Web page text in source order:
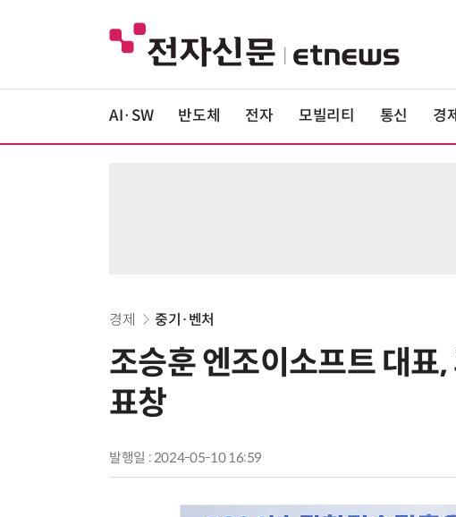
AI·SW 반도체 전자 모빌리티 통신 경제
경제 중기·벤처
조승훈 엔조이소프트 대표
표창
발행일 : 2024-05-10 16:59